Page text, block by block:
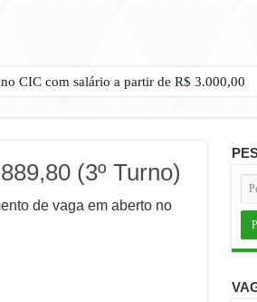
CIC com salário a partir de R$ 3.000,00
(3º Turno)
de vaga em aberto no